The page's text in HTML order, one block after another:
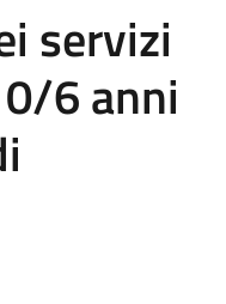
servizi
6 anni